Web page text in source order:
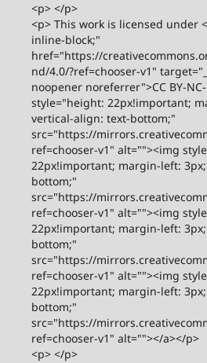
<p> </p>
<p> This work is licensed under
inline-block;"
href="https://
nd/4.0/?ref=chooser-v1"
noopener noreferrer">CC BY-
style="height: 22px!important;
vertical-align: text-bottom;"
src="https://
ref=chooser-v1" alt=""><img
22px!important; margin-left:
bottom;"
src="https://
ref=chooser-v1" alt=""><img
22px!important; margin-left:
bottom;"
src="https://
ref=chooser-v1" alt=""><img
22px!important; margin-left:
bottom;"
src="https://
ref=chooser-v1" alt=""></a></p>
<p> </p>